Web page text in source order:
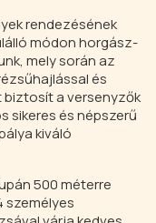
rendezésének
módon horgász-
mely során az
és
a versenyzők
sikeres és népszerű
kiváló
500 méterre
személyes